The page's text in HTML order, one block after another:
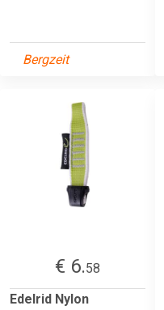
Bergzeit
€ 6.58
Edelrid Nylon